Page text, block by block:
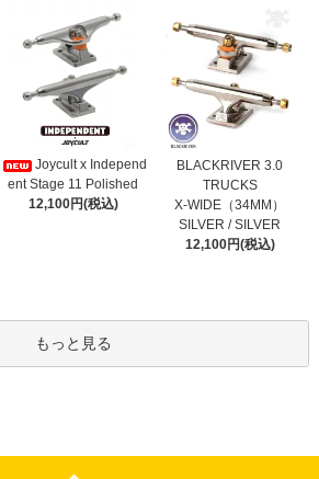
Joycult x Independ
ent Stage 11 Polished
12,100円(税込)
BLACKRIVER 3.0
TRUCKS
X-WIDE（34MM）
SILVER / SILVER
12,100円(税込)
もっと見る